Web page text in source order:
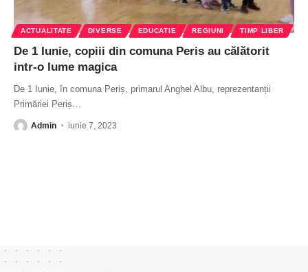
ACTUALITATE DIVERSE EDUCATIE REGIUNI TIMP LIBER
De 1 Iunie, copiii din comuna Peris au călătorit
intr-o lume magica
De 1 Iunie, în comuna Periș, primarul Anghel Albu, reprezentanții
Primăriei Periș
Admin iunie 7, 2023